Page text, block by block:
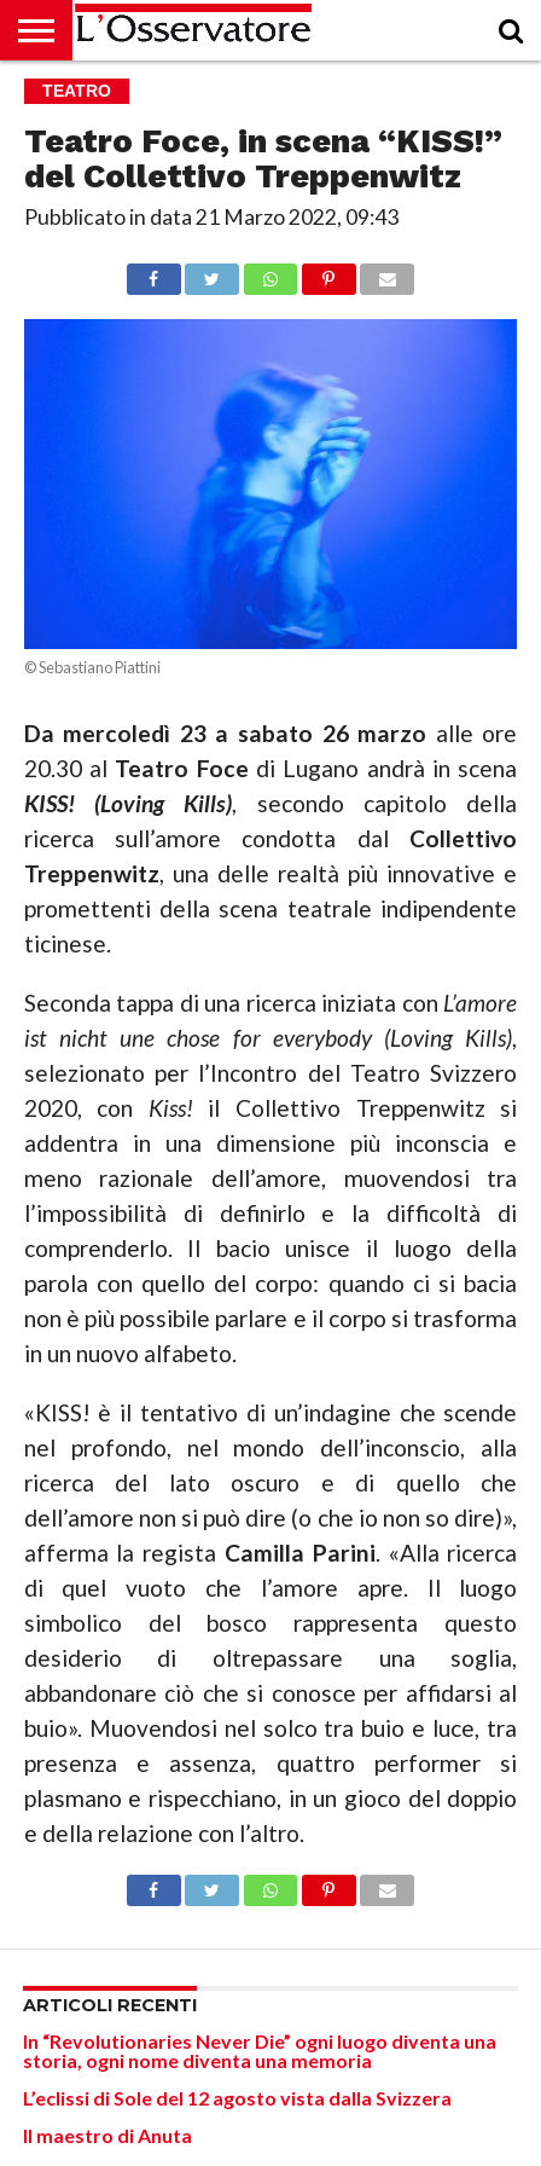
HOME
CULTURA
ECONOMIA
RUBRICHE
ARCHIVIO
PODCAST
ABBONAMENTO
CHI
ACCEDI
TEATRO
Teatro Foce, in scena “KISS!”
del Collettivo Treppenwitz
Pubblicato in data21 Marzo 2022, 09:43
© Sebastiano Piattini
Da mercoledì 23 a sabato 26 marzo alle ore
20.30 al Teatro Foce di Lugano andrà in scena
KISS! (Loving Kills) , secondo capitolo della
ricerca sull’amore condotta dal Collettivo
Treppenwitz , una delle realtà più innovative e
promettenti della scena teatrale indipendente
ticinese.
Seconda tappa di una ricerca iniziata con L’amore
ist nicht une chose for everybody (Loving Kills)
selezionato per l’Incontro del Teatro Svizzero
2020, con Kiss! il Collettivo Treppenwitz si
addentra in una dimensione più inconscia e
meno razionale dell’amore, muovendosi tra
l’impossibilità di definirlo e la difficoltà di
comprenderlo. Il bacio unisce il luogo della
parola con quello del corpo: quando ci si bacia
non è più possibile parlare e il corpo si trasforma
in un nuovo alfabeto.
«KISS! è il tentativo di un’indagine che scende
nel profondo, nel mondo dell’inconscio, alla
ricerca del lato oscuro e di quello che
dell’amore non si può dire (o che io non so dire)»,
afferma la regista Camilla Parini . «Alla ricerca
di quel vuoto che l’amore apre. Il luogo
simbolico del bosco rappresenta questo
desiderio di oltrepassare una soglia,
abbandonare ciò che si conosce per affidarsi al
buio». Muovendosi nel solco tra buio e luce, tra
presenza e assenza, quattro performer si
plasmano e rispecchiano, in un gioco del doppio
e della relazione con l’altro.
ARTICOLI RECENTI
In “Revolutionaries Never Die” ogni luogo diventa una
storia, ogni nome diventa una memoria
L’eclissi di Sole del 12 agosto vista dalla Svizzera
Il maestro di Anuta